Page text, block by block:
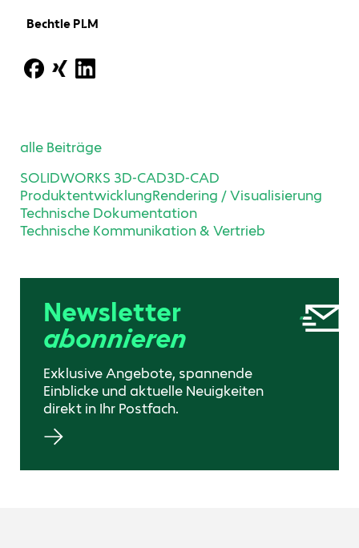
Bechtle PLM
alle Beiträge
SOLIDWORKS 3D-CAD3D-CAD
ProduktentwicklungRendering / Visualisierung
Technische Dokumentation
Technische Kommunikation & Vertrieb
Newsletter
abonnieren
Exklusive Angebote, spannende
Einblicke und aktuelle Neuigkeiten
direkt in Ihr Postfach.